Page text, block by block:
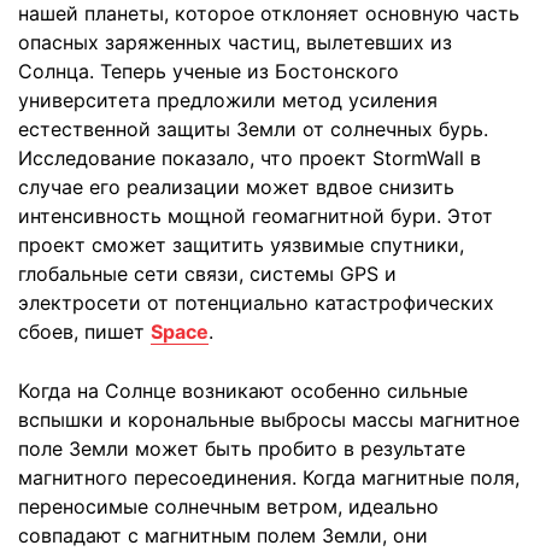
нашей планеты, которое отклоняет основную часть
опасных заряженных частиц, вылетевших из
Солнца. Теперь ученые из Бостонского
университета предложили метод усиления
естественной защиты Земли от солнечных бурь.
Исследование показало, что проект StormWall в
случае его реализации может вдвое снизить
интенсивность мощной геомагнитной бури. Этот
проект сможет защитить уязвимые спутники,
глобальные сети связи, системы GPS и
электросети от потенциально катастрофических
сбоев, пишет Space.
Когда на Солнце возникают особенно сильные
вспышки и корональные выбросы массы магнитное
поле Земли может быть пробито в результате
магнитного пересоединения. Когда магнитные поля,
переносимые солнечным ветром, идеально
совпадают с магнитным полем Земли, они